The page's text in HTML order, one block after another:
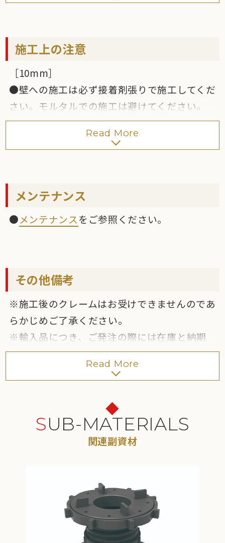
●製造上、表面に端反り・波形反りがありま
す。規格基準内の僅かな凹凸でも光による陰影
で強調される場合があります。ご理解の上、ご
採用ください。
●20mm厚は防滑性の高いタイルです。商品の
特性上、汚れが付きやすく特に白色系、黒色
系は目立つ場合があります。
施工上の注意
［10mm］
●壁への施工は必ず接着剤張りで施工してくだ
さい。モルタルでの施工は避けてください。
必要に応じ安全のため、落下防止対策「NCリ
を行ってください。接着剤は
す。
●屋内壁への施工は
法」を推奨します。
●屋内床への施工は
「全面接着剤張り工法」
ラス工法」を推奨します。
●屋外床への施工は「圧着張り工法」
圧着張り工法」を推奨します。
［20mm］
●屋内・屋外の壁への施工方法はお問い合わ
「改良圧着張り工法」
「全面接着剤張り工法」、「NCフィックスプ
「NCレベリングシステム工法」
「改良圧着張り工法」、「NCレベリングシス
を推奨します。
Read More
メンテナンス
●メンテナンス をご参照ください。
その他備考
※施工後のクレームはお受けできませんのであ
らかじめご了承ください。
※輸入品につき、ご発注の際には在庫と納期
をご確認ください。なお、予告なしに仕様の
変更や生産中止となることがあります。
Read More
SUB-MATERIALS
関連副資材